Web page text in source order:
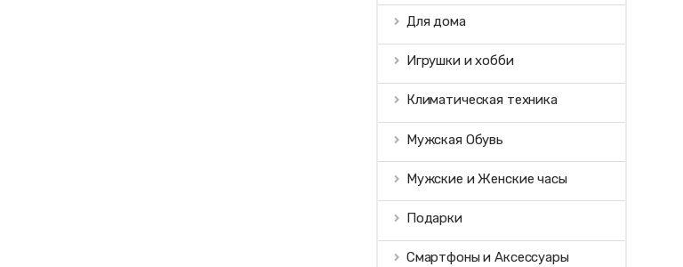
Для дома
Игрушки и хобби
Климатическая техника
Мужская Обувь
Мужские и Женские часы
Подарки
Смартфоны и Аксессуары